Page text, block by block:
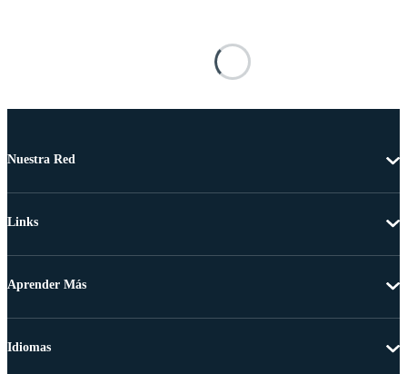
Nuestra Red
Links
Aprender Más
Idiomas